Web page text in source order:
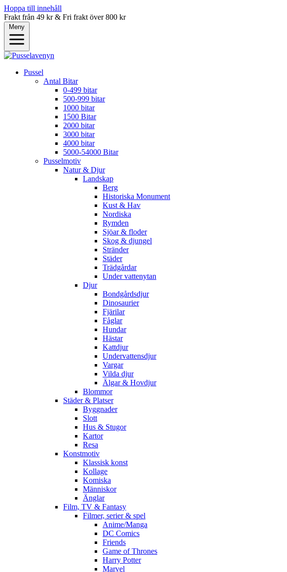
Hoppa till innehåll
Frakt från 49 kr & Fri frakt över 800 kr
Meny
Pussel
Antal Bitar
0-499 bitar
500-999 bitar
1000 bitar
1500 Bitar
2000 bitar
3000 bitar
4000 bitar
5000-54000 Bitar
Pusselmotiv
Natur & Djur
Landskap
Berg
Historiska Monument
Kust & Hav
Nordiska
Rymden
Sjöar & floder
Skog & djungel
Stränder
Städer
Trädgårdar
Under vattenytan
Djur
Bondgårdsdjur
Dinosaurier
Fjärilar
Fåglar
Hundar
Hästar
Kattdjur
Undervattensdjur
Vargar
Vilda djur
Älgar & Hovdjur
Blommor
Städer & Platser
Byggnader
Slott
Hus & Stugor
Kartor
Resa
Konstmotiv
Klassisk konst
Kollage
Komiska
Människor
Änglar
Film, TV & Fantasy
Filmer, serier & spel
Anime/Manga
DC Comics
Friends
Game of Thrones
Harry Potter
Marvel